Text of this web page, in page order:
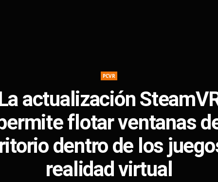
PCVR
actualización
flotar ventanas
dentro de los
realidad virtual